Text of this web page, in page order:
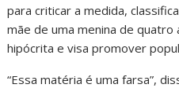
para criticar a medida,
mãe de uma menina de quatro
hipócrita e visa promover
“Essa matéria é uma farsa”,